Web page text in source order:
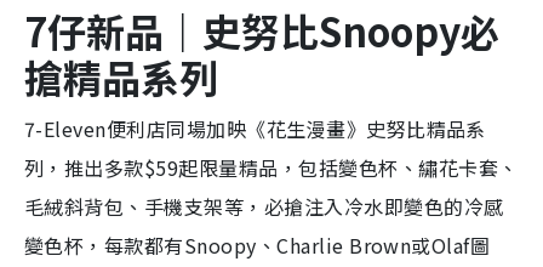
7仔新品｜史努比Snoopy必
搶精品系列
7-Eleven便利店同場加映《花生漫畫》史努比精品系
列，推出多款$59起限量精品，包括變色杯、繡花卡套、
毛絨斜背包、手機支架等，必搶注入冷水即變色的冷感
變色杯，每款都有Snoopy、Charlie Brown或Olaf圖